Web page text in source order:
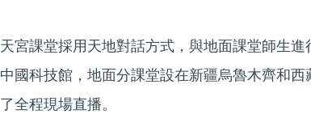
天宮課堂採用天地對話方式，與地面課堂師生
中國科技館，地面分課堂設在新疆烏魯木齊和
了全程現場直播。